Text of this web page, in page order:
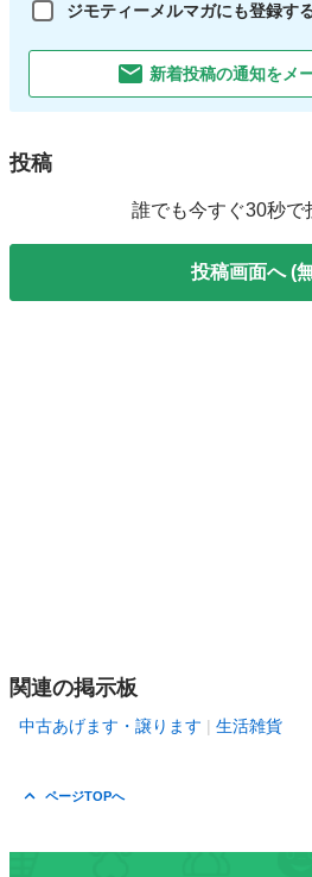
ジモティーメルマガにも登録す
新着投稿の通知をメ
投稿
誰でも今すぐ30秒で
投稿画面へ (
関連の掲示板
中古あげます・譲ります 生活雑貨
ページTOPへ